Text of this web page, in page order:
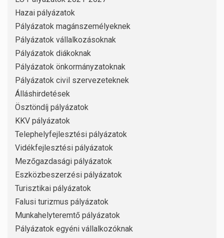
Hazai pályázatok
Pályázatok magánszemélyeknek
Pályázatok vállalkozásoknak
Pályázatok diákoknak
Pályázatok önkormányzatoknak
Pályázatok civil szervezeteknek
Álláshirdetések
Ösztöndíj pályázatok
KKV pályázatok
Telephelyfejlesztési pályázatok
Vidékfejlesztési pályázatok
Mezőgazdasági pályázatok
Eszközbeszerzési pályázatok
Turisztikai pályázatok
Falusi turizmus pályázatok
Munkahelyteremtő pályázatok
Pályázatok egyéni vállalkozóknak